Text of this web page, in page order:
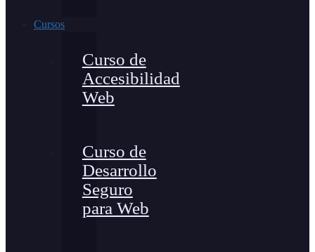
Cursos
Curso de
Accesibilidad
Web
Curso de
Desarrollo
Seguro
para Web